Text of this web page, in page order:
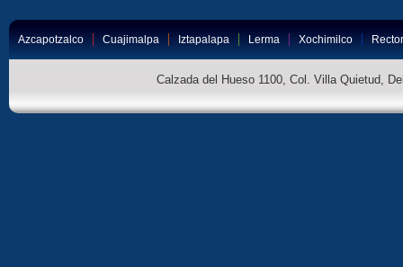
Azcapotzalco Cuajimalpa Iztapalapa Lerma Xochimilco
Calzada del Hueso 1100, Col. Villa Quietud,